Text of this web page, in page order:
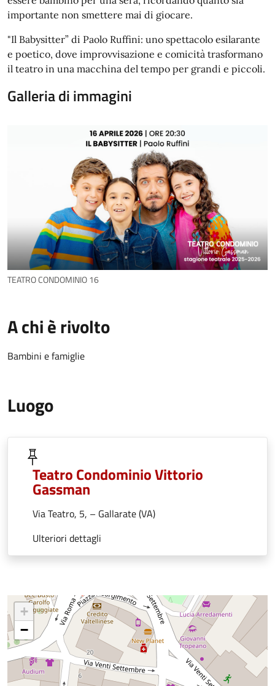
importante non smettere mai di giocare.
"Il Babysitter” di Paolo Ruffini: uno spettacolo esilarante
e poetico, dove improvvisazione e comicità trasformano
il teatro in una macchina del tempo per grandi e piccoli.
Galleria di immagini
TEATRO CONDOMINIO 16
A chi è rivolto
Bambini e famiglie
Luogo
Teatro Condominio Vittorio
Gassman
Via Teatro, 5, – Gallarate (VA)
Ulteriori dettagli
+
−